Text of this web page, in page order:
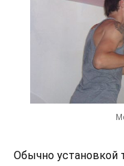
Обычно установкой